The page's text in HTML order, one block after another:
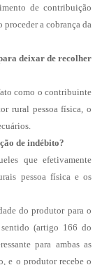
de contribuição
a cobrança da
deixar de recolher
como o contribuinte
rural pessoa física, o
de indébito?
que efetivamente
pessoa física e os
do produtor para o
sentido (artigo 166 do
para ambas as
e o produtor recebe o